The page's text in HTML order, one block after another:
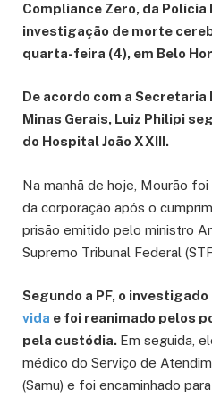
Compliance Zero, da Polícia
investigação de morte
quarta-feira (4), em Belo
De acordo com a Secretaria
Minas Gerais, Luiz Philipi
do Hospital João XXIII.
Na manhã de hoje, Mourão
da corporação após o
prisão emitido pelo ministro
Supremo Tribunal Federal
Segundo a PF, o investigado
vida e foi reanimado pelos
pela custódia. Em seguida,
médico do Serviço de
(Samu) e foi encaminhado